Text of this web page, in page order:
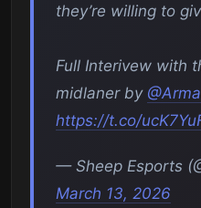
they’re willing to
Full Interivew with
midlaner by
https://t.co/
— Sheep Esports
March 13, 2026